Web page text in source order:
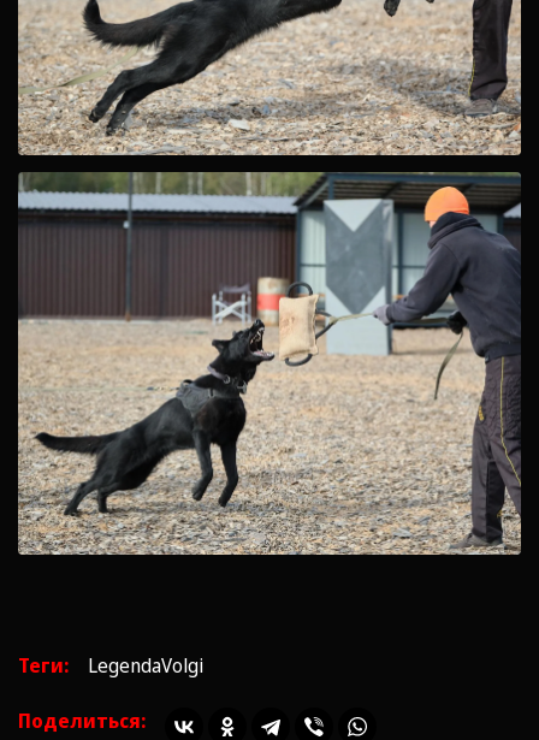
Теги: LegendaVolgi
Поделиться: